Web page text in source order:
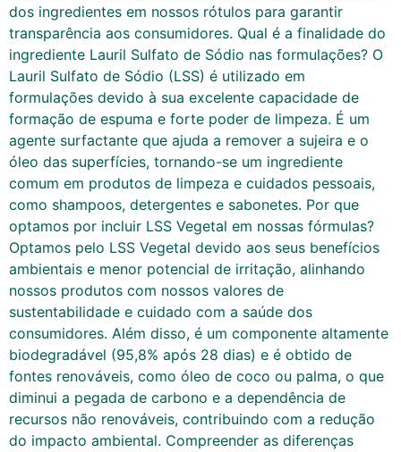
dos ingredientes em nossos rótulos para garantir
transparência aos consumidores. Qual é a finalidade do
ingrediente Lauril Sulfato de Sódio nas formulações? O
Lauril Sulfato de Sódio (LSS) é utilizado em
formulações devido à sua excelente capacidade de
formação de espuma e forte poder de limpeza. É um
agente surfactante que ajuda a remover a sujeira e o
óleo das superfícies, tornando-se um ingrediente
comum em produtos de limpeza e cuidados pessoais,
como shampoos, detergentes e sabonetes. Por que
optamos por incluir LSS Vegetal em nossas fórmulas?
Optamos pelo LSS Vegetal devido aos seus benefícios
ambientais e menor potencial de irritação, alinhando
nossos produtos com nossos valores de
sustentabilidade e cuidado com a saúde dos
consumidores. Além disso, é um componente altamente
biodegradável (95,8% após 28 dias) e é obtido de
fontes renováveis, como óleo de coco ou palma, o que
diminui a pegada de carbono e a dependência de
recursos não renováveis, contribuindo com a redução
do impacto ambiental. Compreender as diferenças